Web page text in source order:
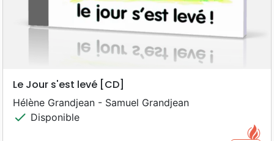
Le Jour s'est levé [CD]
Hélène Grandjean - Samuel Grandjean
check Disponible